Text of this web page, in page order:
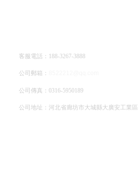
公司地址：河北省廊坊市大城縣大廣安工業區
公司傳真：0316-5950189
公司郵箱：
客服電話：188-3267-3888